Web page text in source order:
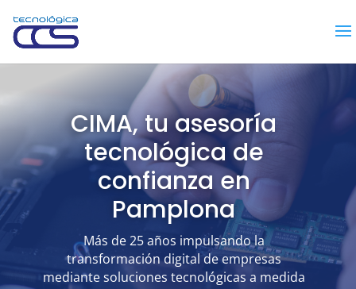
CIMA, tu asesoría
tecnológica de
confianza en
Pamplona
Más de 25 años impulsando la
transformación digital de empresas
mediante soluciones tecnológicas a medida